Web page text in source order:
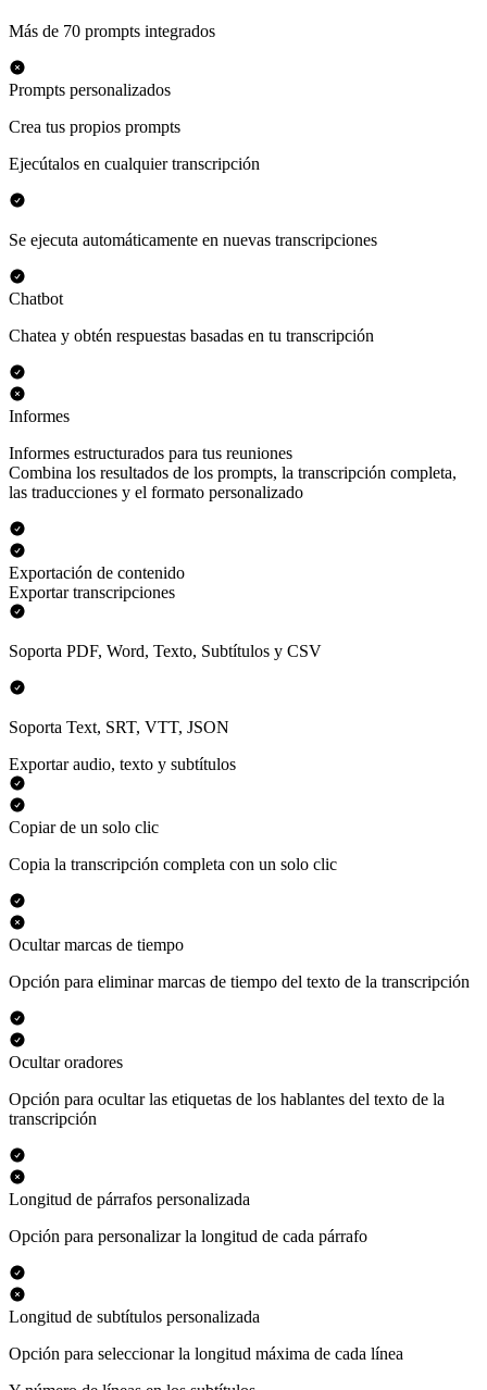
Más de 70 prompts integrados
Prompts personalizados
Crea tus propios prompts
Ejecútalos en cualquier transcripción
Se ejecuta automáticamente en nuevas transcripciones
Chatbot
Chatea y obtén respuestas basadas en tu transcripción
Informes
Informes estructurados para tus reuniones
Combina los resultados de los prompts, la transcripción completa,
las traducciones y el formato personalizado
Exportación de contenido
Exportar transcripciones
Soporta PDF, Word, Texto, Subtítulos y CSV
Soporta Text, SRT, VTT, JSON
Exportar audio, texto y subtítulos
Copiar de un solo clic
Copia la transcripción completa con un solo clic
Ocultar marcas de tiempo
Opción para eliminar marcas de tiempo del texto de la transcripción
Ocultar oradores
Opción para ocultar las etiquetas de los hablantes del texto de la
transcripción
Longitud de párrafos personalizada
Opción para personalizar la longitud de cada párrafo
Longitud de subtítulos personalizada
Opción para seleccionar la longitud máxima de cada línea